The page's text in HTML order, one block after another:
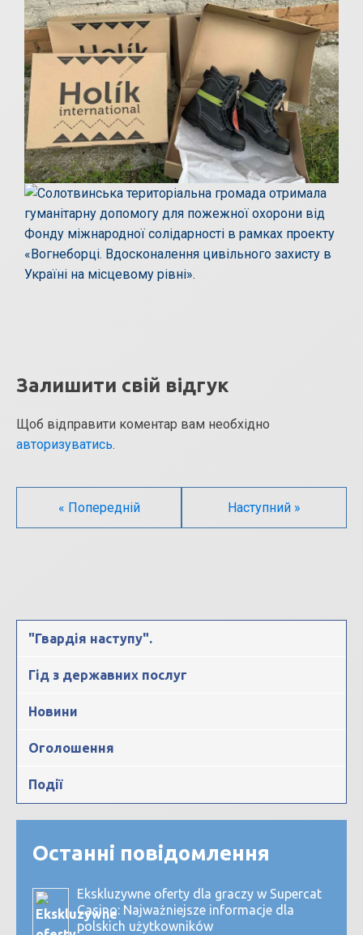
Залишити свій відгук
Щоб відправити коментар вам необхідно
авторизуватись.
« Попередній Наступний »
"Гвардія наступу".
Гід з державних послуг
Новини
Оголошення
Події
Останні повідомлення
Ekskluzywne oferty dla graczy w Supercat
Casino: Najważniejsze informacje dla
polskich użytkowników